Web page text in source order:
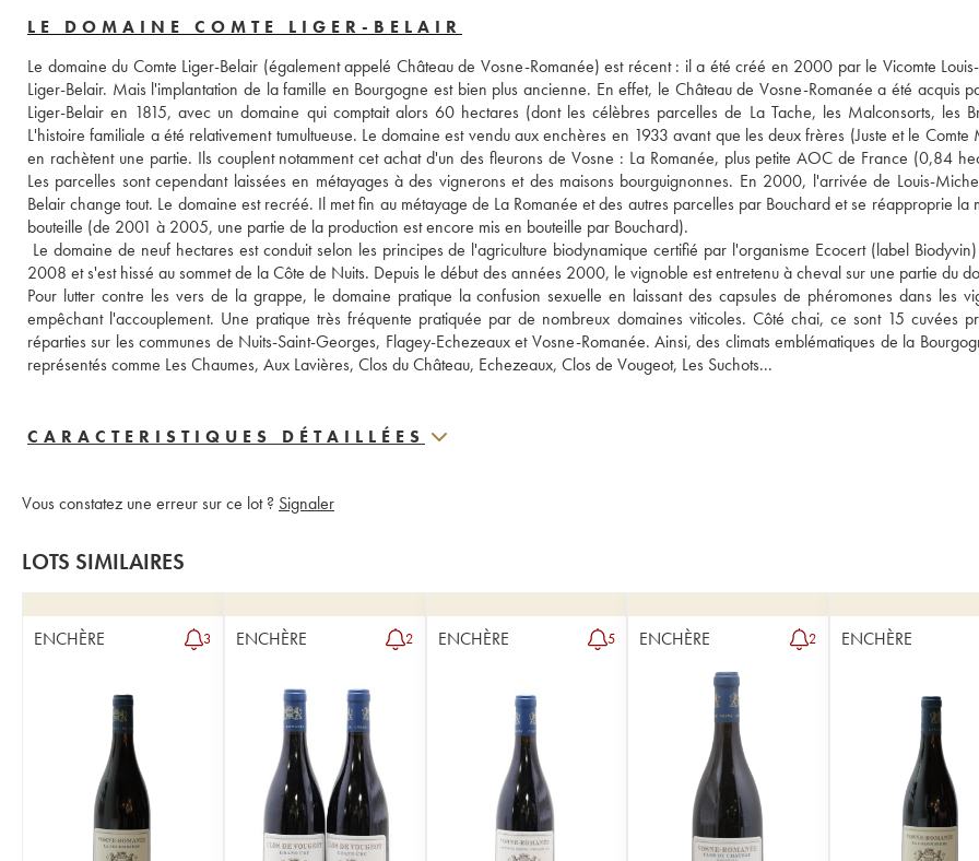
LE DOMAINE COMTE LIGER-BELAIR
Le domaine du Comte Liger-Belair (également appelé Château de Vosne-Romanée) est récent : il a été créé en 2000 par le Vicomte
Liger-Belair. Mais l'implantation de la famille en Bourgogne est bien plus ancienne. En effet, le Château de Vosne-Romanée a été acquis
Liger-Belair en 1815, avec un domaine qui comptait alors 60 hectares (dont les célèbres parcelles de La Tache, les Malconsorts, les
L'histoire familiale a été relativement tumultueuse. Le domaine est vendu aux enchères en 1933 avant que les deux frères (Juste et le Comte
en rachètent une partie. Ils couplent notamment cet achat d'un des fleurons de Vosne : La Romanée, plus petite AOC de France (0,84
Les parcelles sont cependant laissées en métayages à des vignerons et des maisons bourguignonnes. En 2000, l'arrivée de Louis-
Belair change tout. Le domaine est recréé. Il met fin au métayage de La Romanée et des autres parcelles par Bouchard et se réapproprie la
bouteille (de 2001 à 2005, une partie de la production est encore mis en bouteille par Bouchard).
Le domaine de neuf hectares est conduit selon les principes de l'agriculture biodynamique certifié par l'organisme Ecocert (label
2008 et s'est hissé au sommet de la Côte de Nuits. Depuis le début des années 2000, le vignoble est entretenu à cheval sur une partie du
Pour lutter contre les vers de la grappe, le domaine pratique la confusion sexuelle en laissant des capsules de phéromones dans les
empêchant l'accouplement. Une pratique très fréquente pratiquée par de nombreux domaines viticoles. Côté chai, ce sont 15 cuvées
réparties sur les communes de Nuits-Saint-Georges, Flagey-Echezeaux et Vosne-Romanée. Ainsi, des climats emblématiques de la
représentés comme Les Chaumes, Aux Lavières, Clos du Château, Echezeaux, Clos de Vougeot, Les Suchots...
CARACTERISTIQUES DÉTAILLÉES
Vous constatez une erreur sur ce lot ? Signaler
LOTS SIMILAIRES
ENCHÈRE 3 ENCHÈRE 2 ENCHÈRE 5 ENCHÈRE 2 ENCHÈRE